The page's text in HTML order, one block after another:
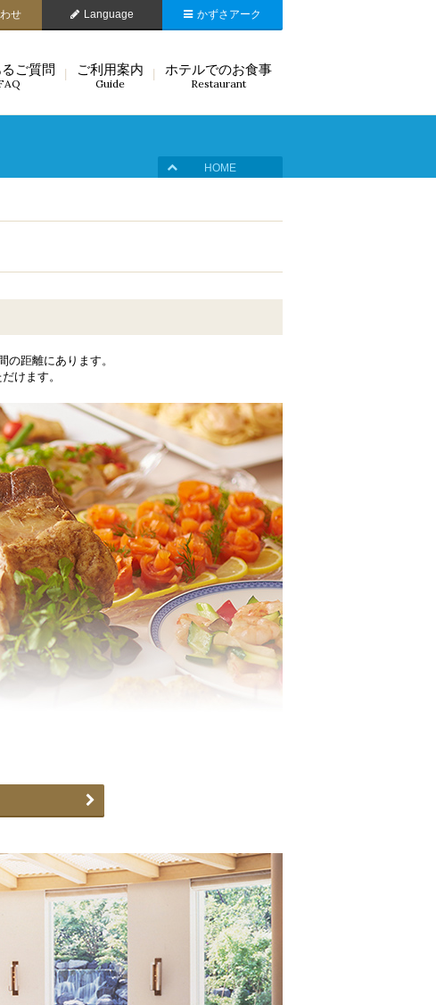
せ Language かずさアーク
ご質問 ご利用案内
Guide
ホテルでのお食事
Restaurant
HOME
距離にあります。
けます。